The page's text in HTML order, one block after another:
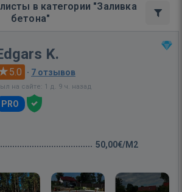
в категории "Заливка
бетона"
K.
5.0 · 7 отзывов
на сайте: 1 д. 9 ч. назад
PRO
50,00€/M2